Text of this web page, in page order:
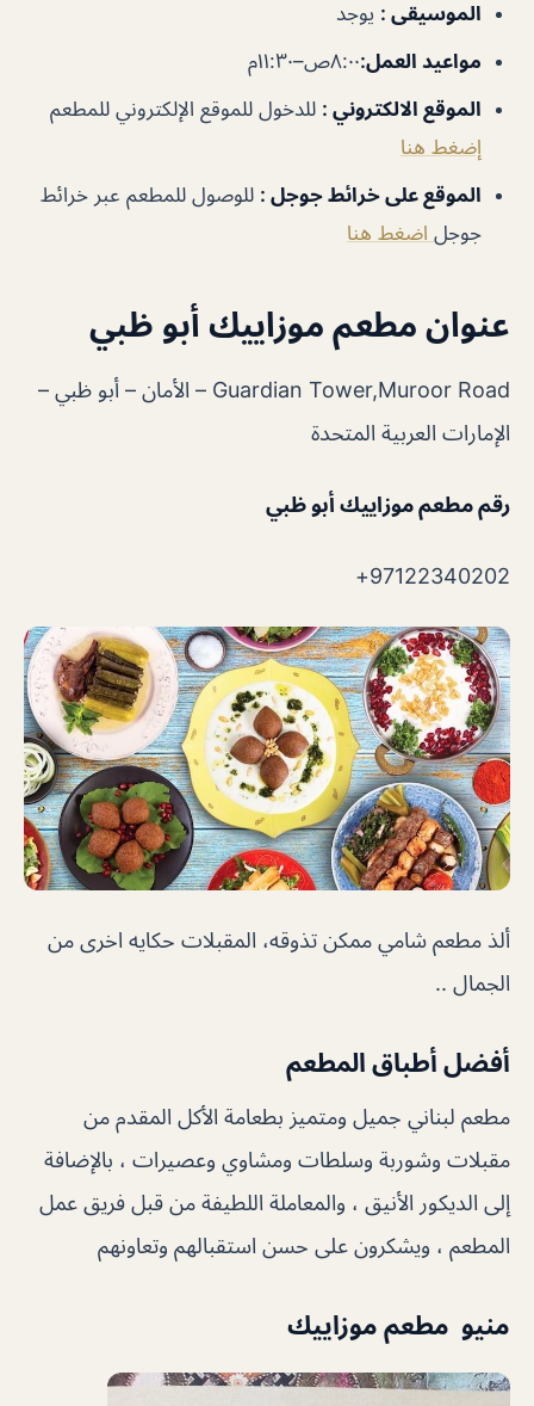
الموسيقى : يوجد
مواعيد العمل:٨:٠٠ص–١١:٣٠م
الموقع الالكتروني : للدخول للموقع الإلكتروني للمطعم
إضغط هنا
الموقع على خرائط جوجل : للوصول للمطعم عبر خرائط
جوجل اضغط هنا
عنوان مطعم موزاييك أبو ظبي
Guardian Tower,Muroor Road – الأمان – أبو ظبي –
الإمارات العربية المتحدة
رقم مطعم موزاييك أبو ظبي
97122340202+
ألذ مطعم شامي ممكن تذوقه، المقبلات حكايه اخرى من
الجمال ..
أفضل أطباق المطعم
مطعم لبناني جميل ومتميز بطعامة الأكل المقدم من
مقبلات وشوربة وسلطات ومشاوي وعصيرات ، بالإضافة
إلى الديكور الأنيق ، والمعاملة اللطيفة من قبل فريق عمل
المطعم ، ويشكرون على حسن استقبالهم وتعاونهم
منيو مطعم موزاييك